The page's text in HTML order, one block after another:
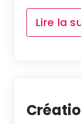
Lire la